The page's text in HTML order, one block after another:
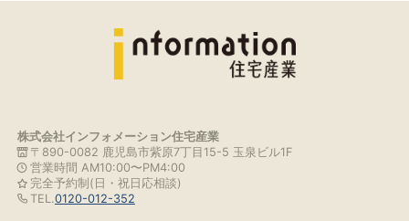
株式会社インフォメーション住宅産業
〒890-0082 鹿児島市紫原7丁目15-5 玉泉ビル1F
営業時間 AM10:00〜PM4:00
完全予約制(日・祝日応相談)
TEL.0120-012-352